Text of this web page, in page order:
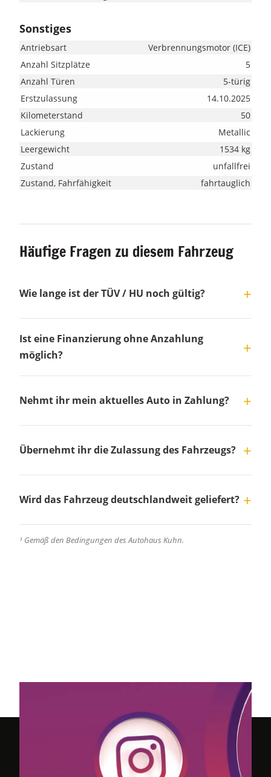
Sonstiges
Antriebsart
Verbrennungsmotor (ICE)
Anzahl Sitzplätze
5
Anzahl Türen
5-türig
Erstzulassung
14.10.2025
Kilometerstand
50
Lackierung
Metallic
Leergewicht
1534 kg
Zustand
unfallfrei
Zustand, Fahrfähigkeit
fahrtauglich
Häufige Fragen zu diesem Fahrzeug
Wie lange ist der TÜV / HU noch gültig?
Ist eine Finanzierung ohne Anzahlung
möglich?
Nehmt ihr mein aktuelles Auto in Zahlung?
Übernehmt ihr die Zulassung des Fahrzeugs?
Wird das Fahrzeug deutschlandweit geliefert?
¹ Gemäß den Bedingungen des Autohaus Kuhn.